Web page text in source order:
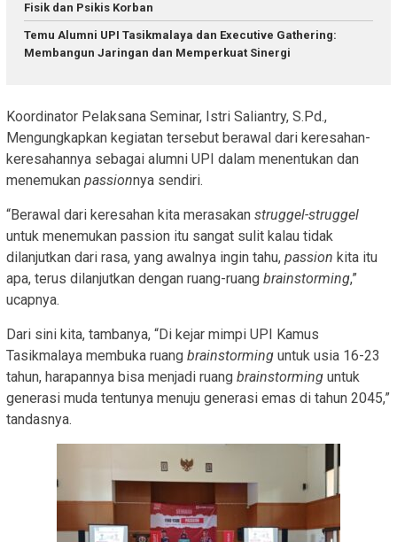
Fisik dan Psikis Korban
Temu Alumni UPI Tasikmalaya dan Executive Gathering:
Membangun Jaringan dan Memperkuat Sinergi
Koordinator Pelaksana Seminar, Istri Saliantry, S.Pd.,
Mengungkapkan kegiatan tersebut berawal dari keresahan-
keresahannya sebagai alumni UPI dalam menentukan dan
menemukan passionnya sendiri.
“Berawal dari keresahan kita merasakan struggel-struggel
untuk menemukan passion itu sangat sulit kalau tidak
dilanjutkan dari rasa, yang awalnya ingin tahu, passion kita itu
apa, terus dilanjutkan dengan ruang-ruang brainstorming,”
ucapnya.
Dari sini kita, tambanya, “Di kejar mimpi UPI Kamus
Tasikmalaya membuka ruang brainstorming untuk usia 16-23
tahun, harapannya bisa menjadi ruang brainstorming untuk
generasi muda tentunya menuju generasi emas di tahun 2045,”
tandasnya.